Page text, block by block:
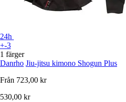
24h
+-3
1 färger
Danrho Jiu-jitsu kimono Shogun Plus
Från 723,00 kr
530,00 kr